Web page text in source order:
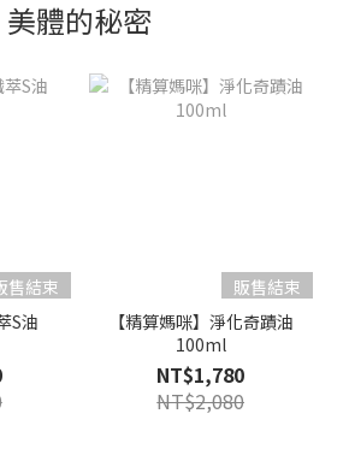
美體的秘密
售結束
S油
販售結束
【精算媽咪】淨化奇蹟油
100ml
NT$1,780
NT$2,080